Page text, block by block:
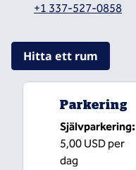
Öppnar ny flik
+1 337-527-0858
Hitta ett rum
Parkering
Självparkering:
5,00 USD per
dag